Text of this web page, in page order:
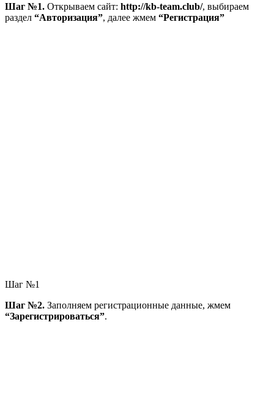
Шаг №1. Открываем сайт: http://kb-team.club/, выбираем
раздел “Авторизация”, далее жмем “Регистрация”
Шаг №1
Шаг №2. Заполняем регистрационные данные, жмем
“Зарегистрироваться”.